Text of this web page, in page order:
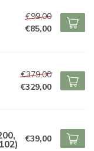
€99,00
€85,00
€379,00
€329,00
€39,00